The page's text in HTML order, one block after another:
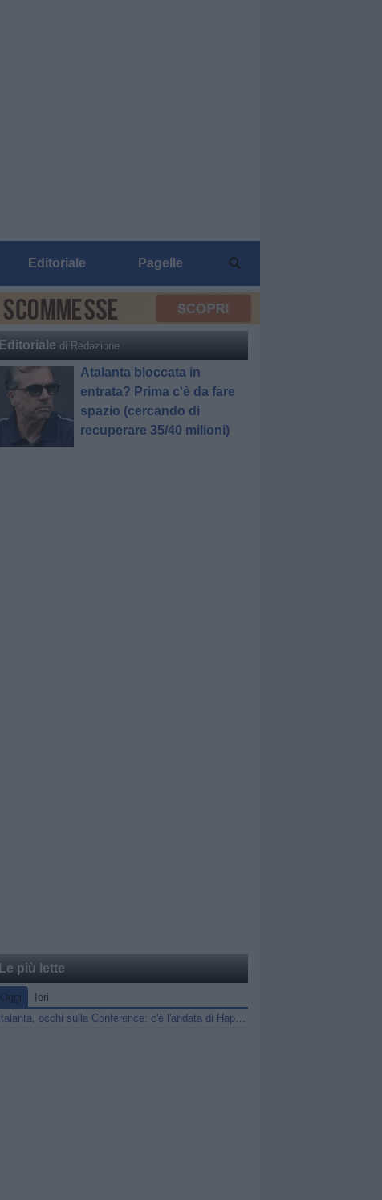
Editoriale Pagelle
Editoriale di Redazione
Atalanta bloccata in
entrata? Prima c'è da fare
spazio (cercando di
recuperare 35/40 milioni)
Le più lette
Oggi
Ieri
Atalanta, occhi sulla Conference: c'è l'andata di Hapoel Tel Aviv-Katowice